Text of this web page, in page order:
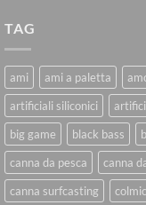
TAG
ami ami a paletta
artificiali siliconici
big game
black bass
canna da pesca
canna
canna surfcasting
colmic